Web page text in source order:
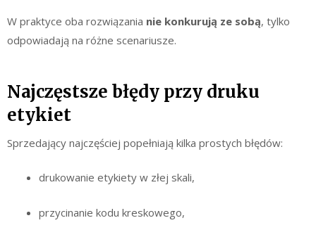
W praktyce oba rozwiązania nie konkurują ze sobą, tylko
odpowiadają na różne scenariusze.
Najczęstsze błędy przy druku
etykiet
Sprzedający najczęściej popełniają kilka prostych błędów:
drukowanie etykiety w złej skali,
przycinanie kodu kreskowego,